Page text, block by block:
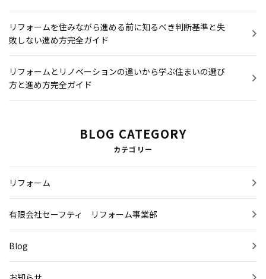
リフォームを住みながら進める前に知るべき判断基準と失
敗しない進め方完全ガイド
リフォームとリノベーションの違いから学ぶ住まいの選び
方と進め方完全ガイド
BLOG CATEGORY
カテゴリー
リフォーム
有限会社セーフティ リフォーム事業部
Blog